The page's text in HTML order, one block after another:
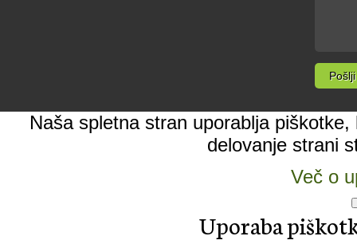
Naša spletna stran uporablja
delovanje strani
Več o
Uporaba